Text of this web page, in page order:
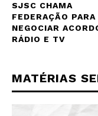
SJSC CHAMA
FEDERAÇÃO PARA
NEGOCIAR
RÁDIO E TV
MATÉRIAS